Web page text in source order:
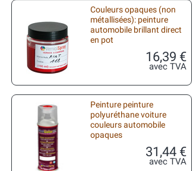
Couleurs opaques (non
métallisées): peinture
automobile brillant direct
en pot
16,39 €
avec TVA
Peinture peinture
polyuréthane voiture
couleurs automobile
opaques
31,44 €
avec TVA